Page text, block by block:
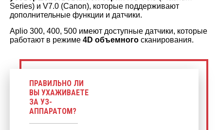
Series) и V7.0 (Canon), которые поддерживают
дополнительные функции и датчики.
Aplio 300, 400, 500 имеют доступные датчики, которые
работают в режиме 4D объемного сканирования.
ПРАВИЛЬНО ЛИ
ВЫ УХАЖИВАЕТЕ
ЗА УЗ-
АППАРАТОМ?